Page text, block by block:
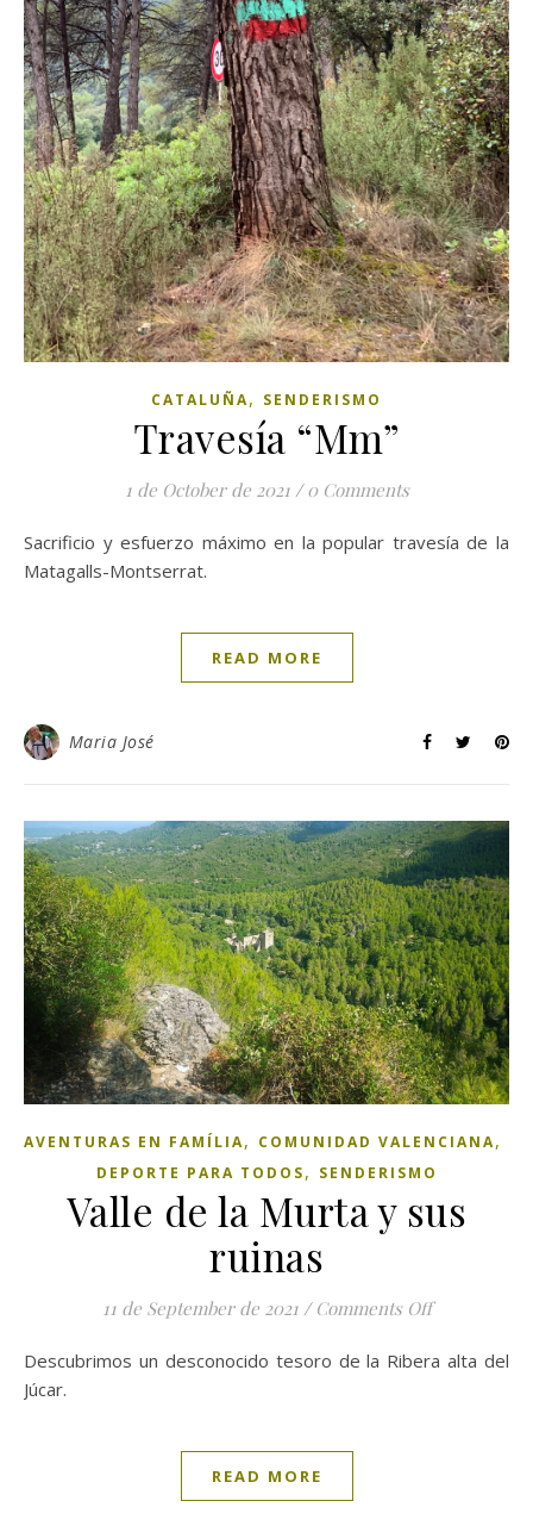
CATALUÑA, SENDERISMO
Travesía “Mm”
1 de October de 2021 / 0 Comments
Sacrificio y esfuerzo máximo en la popular travesía de la
Matagalls-Montserrat.
READ MORE
Maria José
AVENTURAS EN FAMÍLIA, COMUNIDAD VALENCIANA,
DEPORTE PARA TODOS, SENDERISMO
Valle de la Murta y sus
ruinas
11 de September de 2021 / Comments Offon Valle de
Descubrimos un desconocido tesoro de la Ribera alta del
Júcar.
READ MORE